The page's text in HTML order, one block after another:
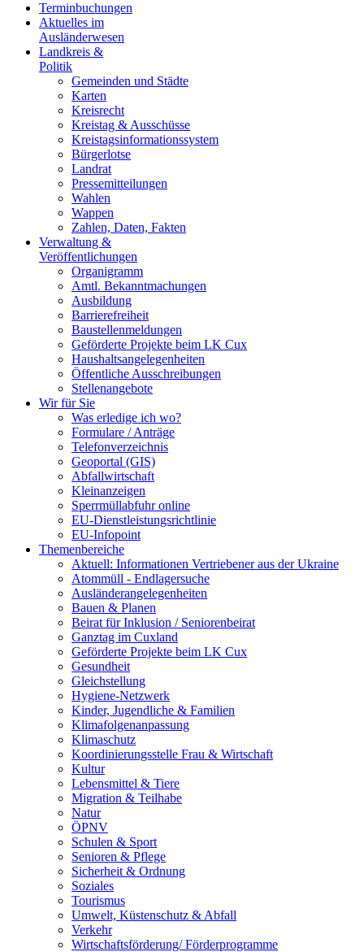
Terminbuchungen
Aktuelles im
Ausländerwesen
Landkreis &
Politik
Gemeinden und Städte
Karten
Kreisrecht
Kreistag & Ausschüsse
Kreistagsinformationssystem
Bürgerlotse
Landrat
Pressemitteilungen
Wahlen
Wappen
Zahlen, Daten, Fakten
Verwaltung &
Veröffentlichungen
Organigramm
Amtl. Bekanntmachungen
Ausbildung
Barrierefreiheit
Baustellenmeldungen
Geförderte Projekte beim LK Cux
Haushaltsangelegenheiten
Öffentliche Ausschreibungen
Stellenangebote
Wir für Sie
Was erledige ich wo?
Formulare / Anträge
Telefonverzeichnis
Geoportal (GIS)
Abfallwirtschaft
Kleinanzeigen
Sperrmüllabfuhr online
EU-Dienstleistungsrichtlinie
EU-Infopoint
Themenbereiche
Aktuell: Informationen Vertriebener aus der Ukraine
Atommüll - Endlagersuche
Ausländerangelegenheiten
Bauen & Planen
Beirat für Inklusion / Seniorenbeirat
Ganztag im Cuxland
Geförderte Projekte beim LK Cux
Gesundheit
Gleichstellung
Hygiene-Netzwerk
Kinder, Jugendliche & Familien
Klimafolgenanpassung
Klimaschutz
Koordinierungsstelle Frau & Wirtschaft
Kultur
Lebensmittel & Tiere
Migration & Teilhabe
Natur
ÖPNV
Schulen & Sport
Senioren & Pflege
Sicherheit & Ordnung
Soziales
Tourismus
Umwelt, Küstenschutz & Abfall
Verkehr
Wirtschaftsförderung/ Förderprogramme